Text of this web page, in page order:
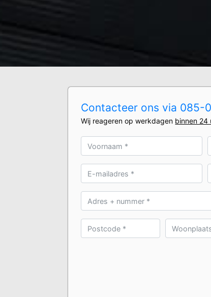
Contacteer ons via 085-
Wij reageren op werkdagen binnen 24